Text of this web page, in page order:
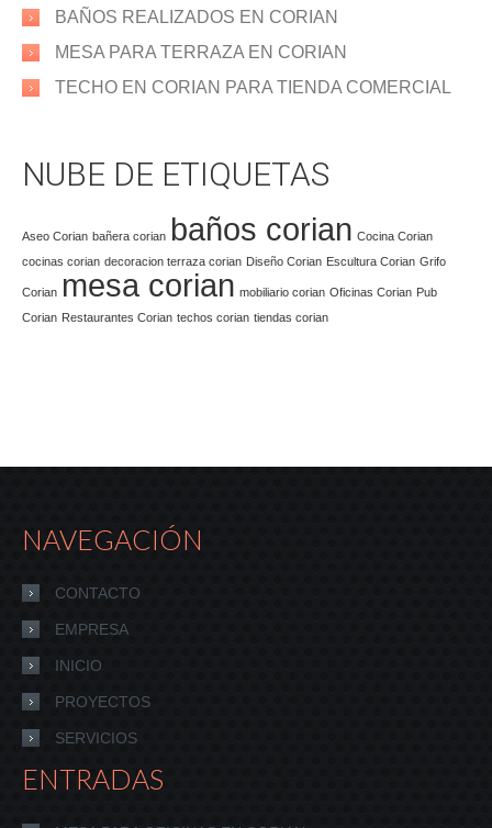
BAÑOS REALIZADOS EN CORIAN
MESA PARA TERRAZA EN CORIAN
TECHO EN CORIAN PARA TIENDA COMERCIAL
NUBE DE ETIQUETAS
Aseo Corian bañera corian baños corian Cocina Corian
cocinas corian decoracion terraza corian Diseño Corian Escultura Corian Grifo
Corian mesa corian mobiliario corian Oficinas Corian Pub
Corian Restaurantes Corian techos corian tiendas corian
NAVEGACIÓN
CONTACTO
EMPRESA
INICIO
PROYECTOS
SERVICIOS
ENTRADAS